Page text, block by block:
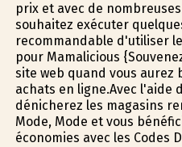
prix et avec de
souhaitez exécuter
recommandable d'utiliser
pour Mamalicious
site web quand vous aurez
achats en ligne.Avec l'aide
dénicherez les magasins
Mode, Mode et vous
économies avec les Codes